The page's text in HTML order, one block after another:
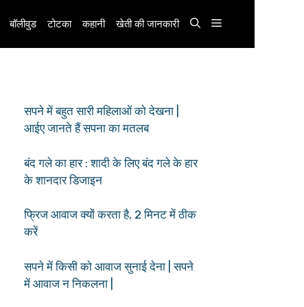
बॉलीवुड टोटका कहानी खेती की जानकारी
सपने में बहुत सारी महिलाओं को देखना |
आईए जानते हैं सपना का मतलब
बंद गले का हार : शादी के लिए बंद गले के हार
के शानदार डिजाइन
फ्रिज आवाज क्यों करता है, 2 मिनट में ठीक
करें
सपने में किसी को आवाज सुनाई देना | सपने
में आवाज न निकलना |